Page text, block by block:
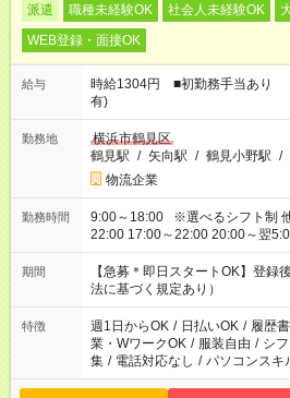
派遣 職種未経験OK 社会人未経験OK
WEB登録・面接OK
給与
時給1304円 ■初勤務手当あり
有)
勤務地
横浜市鶴見区
鶴見駅 / 矢向駅 / 鶴見小野駅 /
物流企業
勤務時間
9:00～18:00 ※選べるシフト制 他にも、 10:00～19:00 13:00～
22:00 17:00～22:00 20:00～翌5:00 などのシフトあり！ お
にご相談ください！
期間
【急募＊即日スタートOK】登録
法に基づく規定あり）
特徴 週1日からOK / 日払いOK / 履歴
業・WワークOK / 服装自由 / シ
集 / 電話対応なし / パソコンスキ